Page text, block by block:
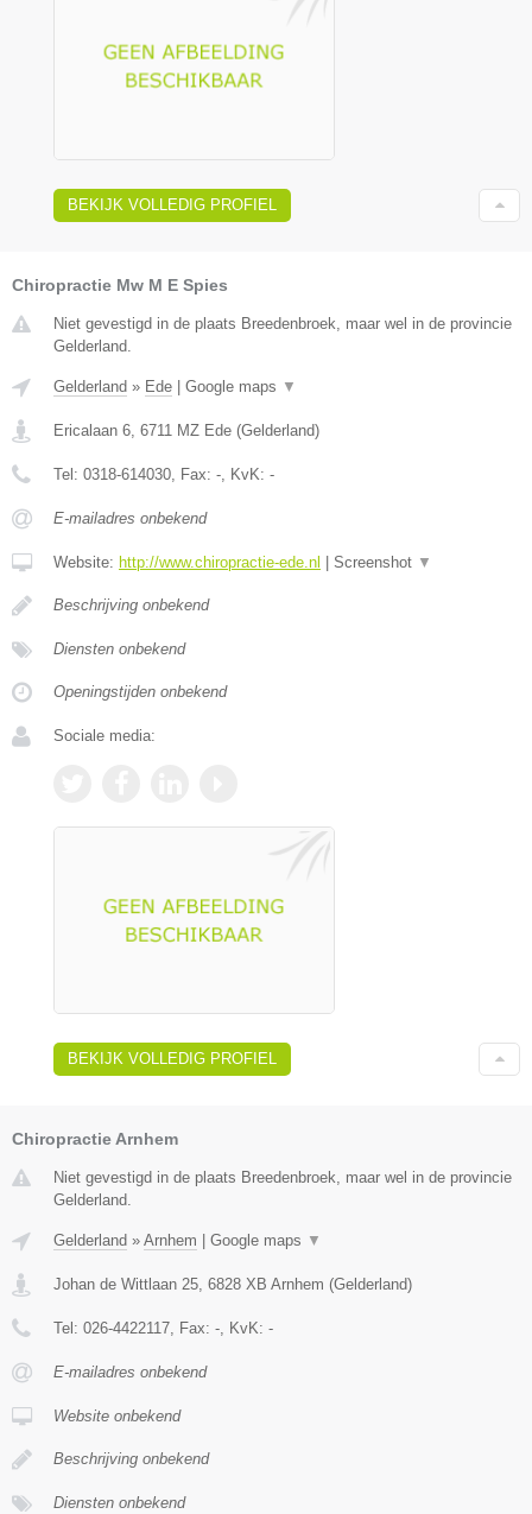
BEKIJK VOLLEDIG PROFIEL
Chiropractie Mw M E Spies
Niet gevestigd in de plaats Breedenbroek, maar wel in de provincie
Gelderland.
Gelderland » Ede | Google maps ▼
Ericalaan 6 6711 MZ Ede (Gelderland)
Tel: 0318-614030 , Fax: - , KvK: -
E-mailadres onbekend
Website: http://www.chiropractie-ede.nl | Screenshot ▼
Beschrijving onbekend
Diensten onbekend
Openingstijden onbekend
Sociale media:
BEKIJK VOLLEDIG PROFIEL
Chiropractie Arnhem
Niet gevestigd in de plaats Breedenbroek, maar wel in de provincie
Gelderland.
Gelderland » Arnhem Google maps ▼
Johan de Wittlaan 25, 6828 XB Arnhem (Gelderland)
Tel: 026-4422117, Fax: -, KvK: -
E-mailadres onbekend
Website onbekend
Beschrijving onbekend
Diensten onbekend